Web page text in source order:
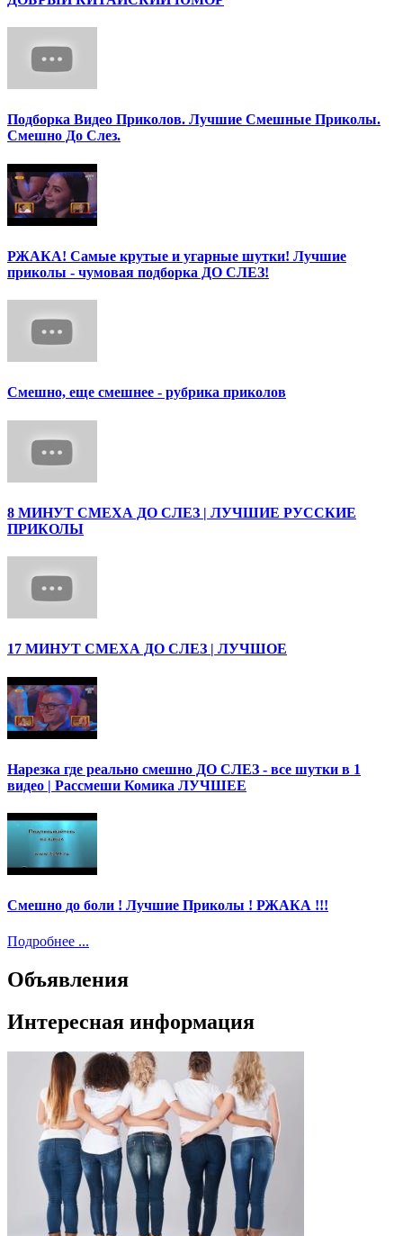
Подборка Видео Приколов. Лучшие Смешные Приколы.
Смешно До Слез.
РЖАКА! Самые крутые и угарные шутки! Лучшие
приколы - чумовая подборка ДО СЛЕЗ!
Смешно, еще смешнее - рубрика приколов
8 МИНУТ СМЕХА ДО СЛЕЗ | ЛУЧШИЕ РУССКИЕ
ПРИКОЛЫ
17 МИНУТ СМЕХА ДО СЛЕЗ | ЛУЧШОЕ
Нарезка где реально смешно ДО СЛЕЗ - все шутки в 1
видео | Рассмеши Комика ЛУЧШЕЕ
Смешно до боли ! Лучшие Приколы ! РЖАКА !!!
Подробнее ...
Объявления
Интересная информация